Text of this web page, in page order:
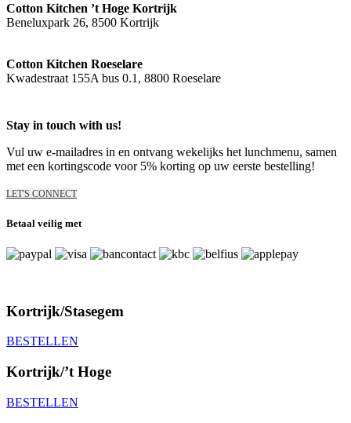
Cotton Kitchen ’t Hoge Kortrijk
Beneluxpark 26, 8500 Kortrijk
Cotton Kitchen Roeselare
Kwadestraat 155A bus 0.1, 8800 Roeselare
Stay in touch with us!
Vul uw e-mailadres in en ontvang wekelijks het lunchmenu, samen
met een kortingscode voor 5% korting op uw eerste bestelling!
LET'S CONNECT
Betaal veilig met
Kortrijk/Stasegem
BESTELLEN
Kortrijk/’t Hoge
BESTELLEN